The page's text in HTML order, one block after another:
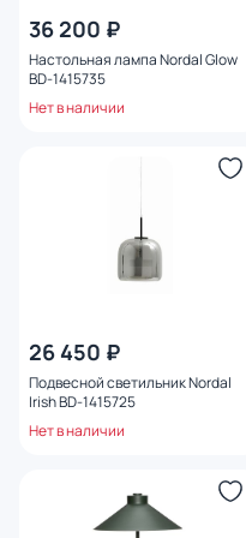
36 200 ₽
Настольная лампа Nordal Glow
BD-1415735
Нет в наличии
26 450 ₽
Подвесной светильник Nordal
Irish BD-1415725
Нет в наличии